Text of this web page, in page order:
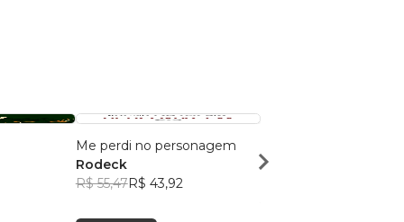
Me perdi no personagem
Rodeck
R$ 55,47R$ 43,92
Silêncio